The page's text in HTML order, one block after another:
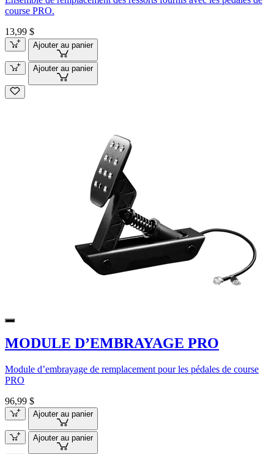
course PRO.
13,99 $
Ajouter au panier
Ajouter au panier
MODULE D’EMBRAYAGE PRO
Module d’embrayage de remplacement pour les pédales de course
PRO
96,99 $
Ajouter au panier
Ajouter au panier